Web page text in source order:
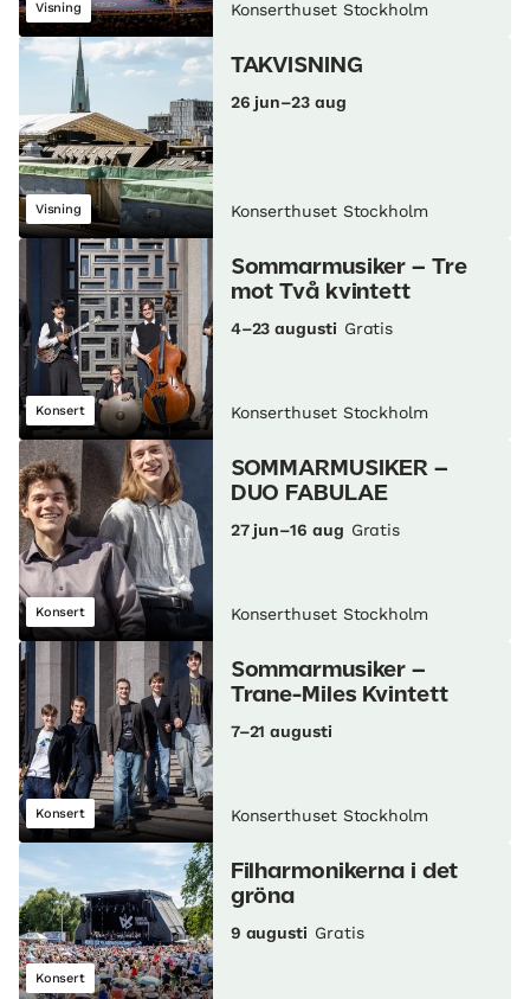
Visning Konserthuset Stockholm
Visning
TAKVISNING
26 jun–23 aug
Konserthuset Stockholm
Konsert
Sommarmusiker – Tre
mot Två kvintett
4–23 augusti Gratis
Konserthuset Stockholm
Konsert
SOMMARMUSIKER –
DUO FABULAE
27 jun–16 aug Gratis
Konserthuset Stockholm
Konsert
Sommarmusiker –
Trane-Miles Kvintett
7–21 augusti
Konserthuset Stockholm
Konsert
Filharmonikerna i det
gröna
9 augusti Gratis